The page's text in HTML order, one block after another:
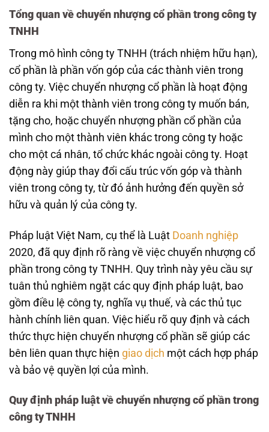
Tổng quan về chuyển nhượng cổ phần trong công ty
TNHH
Trong mô hình công ty TNHH (trách nhiệm hữu hạn),
cổ phần là phần vốn góp của các thành viên trong
công ty. Việc chuyển nhượng cổ phần là hoạt động
diễn ra khi một thành viên trong công ty muốn bán,
tặng cho, hoặc chuyển nhượng phần cổ phần của
mình cho một thành viên khác trong công ty hoặc
cho một cá nhân, tổ chức khác ngoài công ty. Hoạt
động này giúp thay đổi cấu trúc vốn góp và thành
viên trong công ty, từ đó ảnh hưởng đến quyền sở
hữu và quản lý của công ty.
Pháp luật Việt Nam, cụ thể là Luật Doanh nghiệp
2020, đã quy định rõ ràng về việc chuyển nhượng cổ
phần trong công ty TNHH. Quy trình này yêu cầu sự
tuân thủ nghiêm ngặt các quy định pháp luật, bao
gồm điều lệ công ty, nghĩa vụ thuế, và các thủ tục
hành chính liên quan. Việc hiểu rõ quy định và cách
thức thực hiện chuyển nhượng cổ phần sẽ giúp các
bên liên quan thực hiện giao dịch một cách hợp pháp
và bảo vệ quyền lợi của mình.
Quy định pháp luật về chuyển nhượng cổ phần trong
công ty TNHH